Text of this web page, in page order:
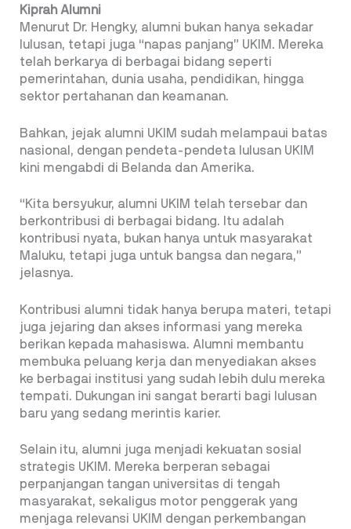
Kiprah Alumni
Menurut Dr. Hengky, alumni bukan hanya sekadar
lulusan, tetapi juga “napas panjang” UKIM. Mereka
telah berkarya di berbagai bidang seperti
pemerintahan, dunia usaha, pendidikan, hingga
sektor pertahanan dan keamanan.
Bahkan, jejak alumni UKIM sudah melampaui batas
nasional, dengan pendeta-pendeta lulusan UKIM
kini mengabdi di Belanda dan Amerika.
“Kita bersyukur, alumni UKIM telah tersebar dan
berkontribusi di berbagai bidang. Itu adalah
kontribusi nyata, bukan hanya untuk masyarakat
Maluku, tetapi juga untuk bangsa dan negara,”
jelasnya.
Kontribusi alumni tidak hanya berupa materi, tetapi
juga jejaring dan akses informasi yang mereka
berikan kepada mahasiswa. Alumni membantu
membuka peluang kerja dan menyediakan akses
ke berbagai institusi yang sudah lebih dulu mereka
tempati. Dukungan ini sangat berarti bagi lulusan
baru yang sedang merintis karier.
Selain itu, alumni juga menjadi kekuatan sosial
strategis UKIM. Mereka berperan sebagai
perpanjangan tangan universitas di tengah
masyarakat, sekaligus motor penggerak yang
menjaga relevansi UKIM dengan perkembangan